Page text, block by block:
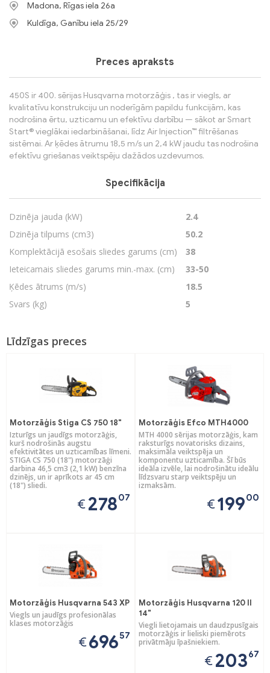
Madona, Rīgas iela 26a
Kuldīga, Ganību iela 25/29
Preces apraksts
450S ir 400. sērijas Husqvarna motorzāģis , tas ir viegls, ar
kvalitatīvu konstrukciju un noderīgām papildu funkcijām, kas
nodrošina ērtu, uzticamu un efektīvu darbību — sākot ar Smart
Start® vieglākai iedarbināšanai, līdz Air Injection™ filtrēšanas
sistēmai. Ar ķēdes ātrumu 18,5 m/s un 2,4 kW jaudu tas nodrošina
efektīvu griešanas veiktspēju dažādos uzdevumos.
Specifikācija
Dzinēja jauda (kW)
2.4
Dzinēja tilpums (cm3)
50.2
Komplektācijā esošais sliedes garums (cm)
38
Ieteicamais sliedes garums min.-max. (cm)
33-50
Ķēdes ātrums (m/s)
18.5
Svars (kg)
5
Līdzīgas preces
Motorzāģis Stiga CS 750 18"
Izturīgs un jaudīgs motorzāģis,
kurš nodrošinās augstu
efektivitātes un uzticamības līmeni.
STIGA CS 750 (18") motorzāģi
darbina 46,5 cm3 (2,1 kW) benzīna
dzinējs, un ir aprīkots ar 45 cm
(18") sliedi.
€27807
Motorzāģis Efco MTH4000
MTH 4000 sērijas motorzāģis, kam
raksturīgs novatorisks dizains,
maksimāla veiktspēja un
komponentu uzticamība. Šī būs
ideāla izvēle, lai nodrošinātu ideālu
līdzsvaru starp veiktspēju un
izmaksām.
€19900
Motorzāģis Husqvarna 543 XP
Viegls un jaudīgs profesionālas
klases motorzāģis
€69657
Motorzāģis Husqvarna 120 II
14"
Viegli lietojamais un daudzpusīgais
motorzāģis ir lieliski piemērots
privātmāju īpašniekiem.
€20367